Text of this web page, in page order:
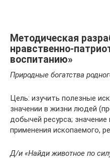
Методическая
нравственно-
воспитанию»
Природные богатства
Цель: изучить полезные
значении в жизни людей
добычей ресурса;
применения ископаемого,
Д/и «Найди животное по